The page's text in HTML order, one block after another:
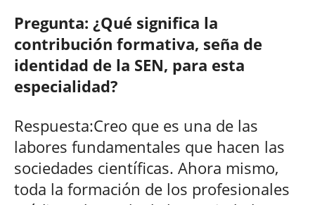
Pregunta: ¿Qué significa la
contribución formativa, seña de
identidad de la SEN, para esta
especialidad?
Respuesta:Creo que es una de las
labores fundamentales que hacen las
sociedades científicas. Ahora mismo,
toda la formación de los profesionales